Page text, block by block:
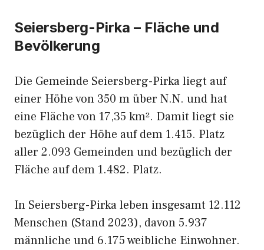
Seiersberg-Pirka – Fläche und
Bevölkerung
Die Gemeinde Seiersberg-Pirka liegt auf
einer Höhe von 350 m über N.N. und hat
eine Fläche von 17,35 km². Damit liegt sie
bezüglich der Höhe auf dem 1.415. Platz
aller 2.093 Gemeinden und bezüglich der
Fläche auf dem 1.482. Platz.
In Seiersberg-Pirka leben insgesamt 12.112
Menschen (Stand 2023), davon 5.937
männliche und 6.175 weibliche Einwohner.